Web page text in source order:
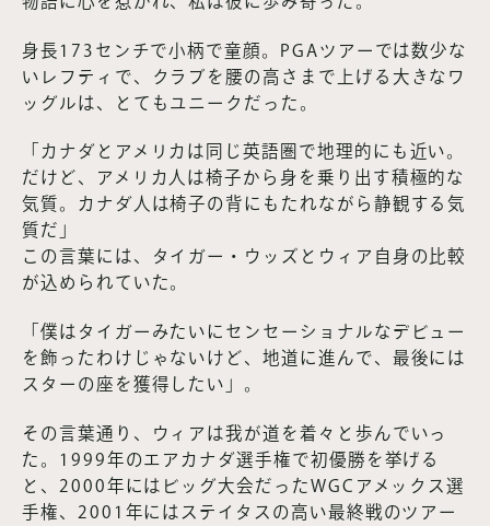
身長173センチで小柄で童顔。PGAツアーでは数少な
いレフティで、クラブを腰の高さまで上げる大きなワ
ッグルは、とてもユニークだった。
「カナダとアメリカは同じ英語圏で地理的にも近い。
だけど、アメリカ人は椅子から身を乗り出す積極的な
気質。カナダ人は椅子の背にもたれながら静観する気
質だ」
この言葉には、タイガー・ウッズとウィア自身の比較
が込められていた。
「僕はタイガーみたいにセンセーショナルなデビュー
を飾ったわけじゃないけど、地道に進んで、最後には
スターの座を獲得したい」。
その言葉通り、ウィアは我が道を着々と歩んでいっ
た。1999年のエアカナダ選手権で初優勝を挙げる
と、2000年にはビッグ大会だったWGCアメックス選
手権、2001年にはステイタスの高い最終戦のツアー